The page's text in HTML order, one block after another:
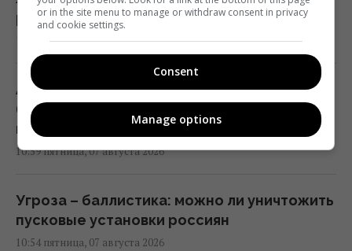
российский комплекс за $15 млн (видео)
11:00 пятница, 07 августа 2026
Адвокат поставил под сомнение
беспристрастность антикоррупционной
вертикали в деле Галущенко
10:59 пятница, 07 августа 2026
Угроза – баллистика: можно ли уничтожить
пусковые установки россиян
10:54 пятница, 07 августа 2026
or in the site menu to manage or withdraw consent in privacy
and cookie settings.
Consent
Manage options